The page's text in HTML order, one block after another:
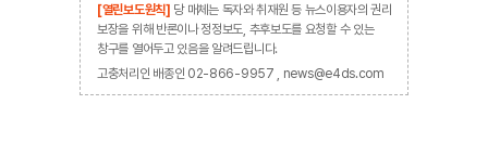
[열린보도원칙] 당 매체는 독자와 취재원 등 뉴스이용자의 권리
보장을 위해 반론이나 정정보도, 추후보도를 요청할 수 있는
창구를 열어두고 있음을 알려드립니다.
고충처리인 배종인 02-866-9957 , news@e4ds.com